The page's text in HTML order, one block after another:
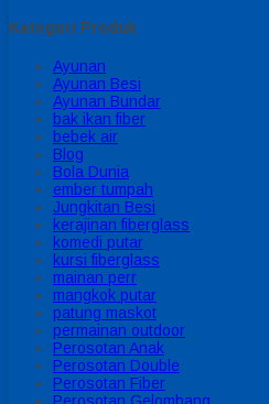
Kategori Produk
Ayunan
Ayunan Besi
Ayunan Bundar
bak ikan fiber
bebek air
Blog
Bola Dunia
ember tumpah
Jungkitan Besi
kerajinan fiberglass
komedi putar
kursi fiberglass
mainan perr
mangkok putar
patung maskot
permainan outdoor
Perosotan Anak
Perosotan Double
Perosotan Fiber